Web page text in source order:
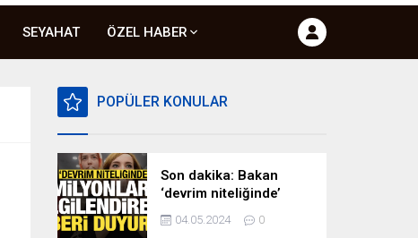
SEYAHAT ÖZEL HABER
POPÜLER KONULAR
Son dakika: Bakan
‘devrim niteliğinde’
deyip duyurdu!
Milyonları ilgilendiren
04.05.2024 0